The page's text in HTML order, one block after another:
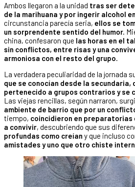
Ambos llegaron a la unidad tras ser
de la marihuana y por ingerir alcohol
circunstancia parecía seria, ellos se
un sorprendente sentido del humor.
china, confesaron que las horas en el
sin conflictos, entre risas y una
armoniosa con el resto del grupo.
La verdadera peculiaridad de la jornada
que se conocían desde la secundaria,
pertenecido a grupos contrarios y se
Las viejas rencillas, según narraron,
ambiente de barrio que por un
tiempo, coincidieron en preparatorias
a convivir, descubriendo que sus
profundas como creían y que incluso
amistades y uno que otro chiste